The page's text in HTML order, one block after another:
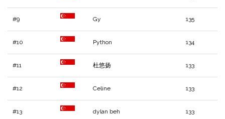
#9 Gy 135
#10 Python 134
#11 杜悠扬 133
#12 Celine 133
#13 dylan beh 133